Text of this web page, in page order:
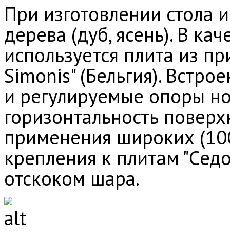
При изготовлении стола
дерева (дуб, ясень). В
используется плита из
Simonis" (Бельгия).
и регулируемые опоры
горизонтальность
применения широких
крепления к плитам
отскоком шара.